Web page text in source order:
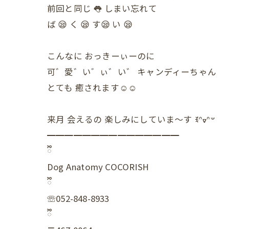
前回と同じ 👅 しまい忘れて
ば 😪 く 😪 す😪 い 😪
こんなに おっきーぃーのに
可゛愛゛い゛ぃ゛い゛ キャンディーちゃん
とても 癒されます☺️☺️
来月 会えるの 楽しみにしていま～す ꉂᐢᢦᐢ𐤔
━━━━━━━━━━━━━━━
ྀི
Dog Anatomy COCORISH
ྀི
☏052-848-8933
ྀི